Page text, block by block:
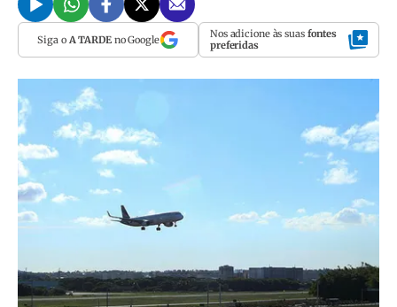
Siga o A TARDEno Google Nos adicione às suas fontes
preferidas